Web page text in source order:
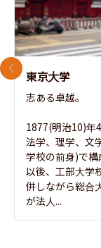
東京大学
志ある卓越。
1877(明治10)年
法学、理学、文
学校の前身)で構
以後、工部大学
併しながら総合
が法人...
前のスライド